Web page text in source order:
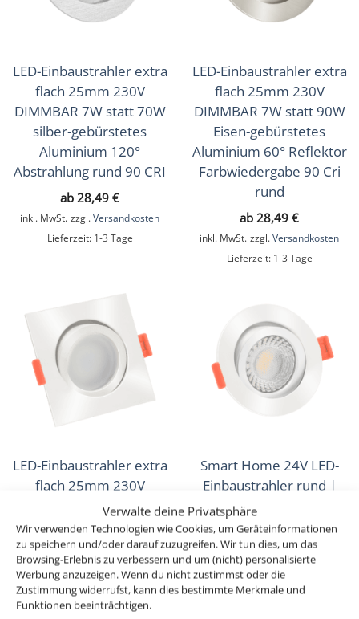
Verwalte deine Privatsphäre
Wir verwenden Technologien wie Cookies, um Geräteinformationen
zu speichern und/oder darauf zuzugreifen. Wir tun dies, um das
Browsing-Erlebnis zu verbessern und um (nicht) personalisierte
Werbung anzuzeigen. Wenn du nicht zustimmst oder die
Zustimmung widerrufst, kann dies bestimmte Merkmale und
Funktionen beeinträchtigen.
LED-Einbaustrahler extra
flach 25mm 230V
DIMMBAR 7W statt 70W
silber-gebürstetes
Aluminium 120°
Abstrahlung rund 90 CRI
ab 28,49 €
inkl. MwSt. zzgl. Versandkosten
Lieferzeit: 1-3 Tage
LED-Einbaustrahler extra
flach 25mm 230V
DIMMBAR 7W statt 90W
Eisen-gebürstetes
Aluminium 60° Reflektor
Farbwiedergabe 90 Cri
rund
ab 28,49 €
inkl. MwSt. zzgl. Versandkosten
Lieferzeit: 1-3 Tage
LED-Einbaustrahler extra
flach 25mm 230V
DIMMBAR 7W statt 70W
weißes Aluminium 120°
Abstrahlung eckig 90 CRI
ab29,49€
inkl. MwSt. zzgl.Versandkosten
Lieferzeit:1-3 Tage
Smart Home 24V LED-
Einbaustrahler rund |
25mm & 6W | Alu weiß |
60° | KNX, DALI, ZIGBEE,
ECHO, Loxone, GOOGLE,
HOMEMATIC, 1-10V, HUE
ab30,49€